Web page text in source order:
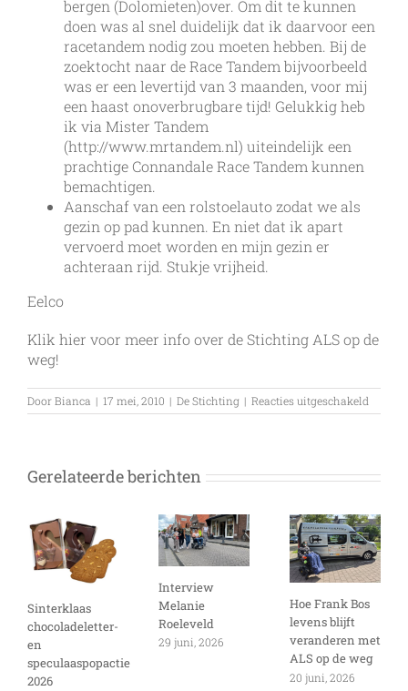
bergen (Dolomieten)over. Om dit te kunnen
doen was al snel duidelijk dat ik daarvoor een
racetandem nodig zou moeten hebben. Bij de
zoektocht naar de Race Tandem bijvoorbeeld
was er een levertijd van 3 maanden, voor mij
een haast onoverbrugbare tijd! Gelukkig heb
ik via Mister Tandem
(http://www.mrtandem.nl) uiteindelijk een
prachtige Connandale Race Tandem kunnen
bemachtigen.
Aanschaf van een rolstoelauto zodat we als
gezin op pad kunnen. En niet dat ik apart
vervoerd moet worden en mijn gezin er
achteraan rijd. Stukje vrijheid.
Eelco
Klik hier voor meer info over deStichting ALS op de
weg!
DoorBianca | 17 mei, 2010 | De Stichting | Reacties uitgeschakeld
Het
op
Gerelateerde berichten
Sinterklaas
chocoladeletter-
en
speculaaspopactie
2026
Interview
Melanie
Roeleveld
29 juni, 2026
Hoe Frank Bos
levens blijft
veranderen met
ALS op de weg
20 juni, 2026